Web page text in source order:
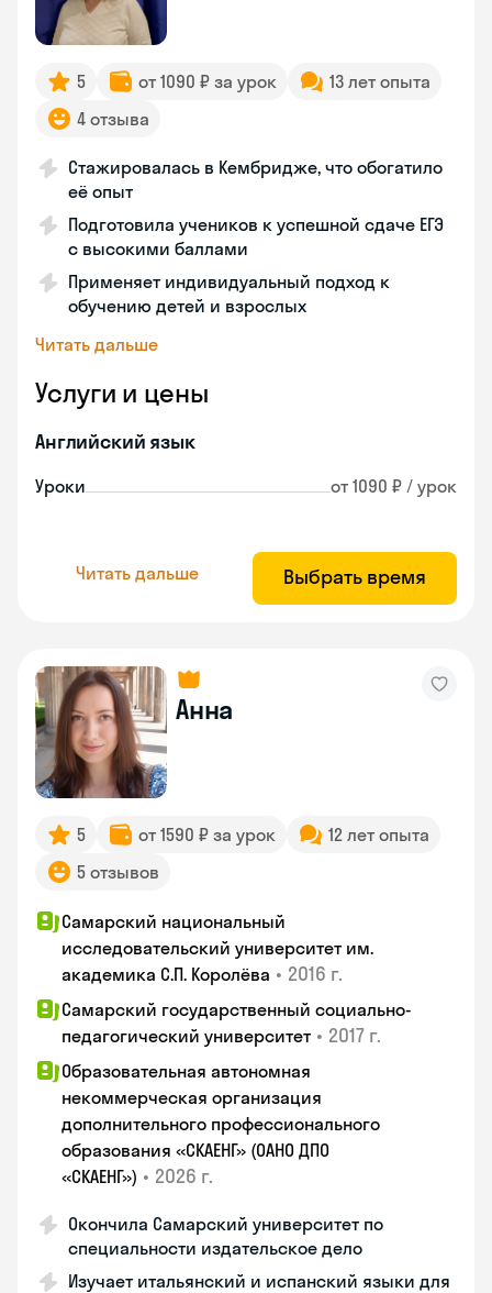
5 от 1090 ₽ за урок
13 лет опыта
4 отзыва
Стажировалась в Кембридже, что обогатило
её опыт
Подготовила учеников к успешной сдаче ЕГЭ
с высокими баллами
Применяет индивидуальный подход к
обучению детей и взрослых
Читать дальше
Услуги и цены
Английский язык
Уроки от 1090 ₽ / урок
Читать дальше Выбрать время
Анна
5 от 1590 ₽ за урок
12 лет опыта
5 отзывов
Самарский национальный
исследовательский университет им.
академика С.П. Королёва • 2016 г.
Самарский государственный социально-
педагогический университет • 2017 г.
Образовательная автономная
некоммерческая организация
дополнительного профессионального
образования «СКАЕНГ» (ОАНО ДПО
«СКАЕНГ») • 2026 г.
Окончила Самарский университет по
специальности издательское дело
Изучает итальянский и испанский языки для